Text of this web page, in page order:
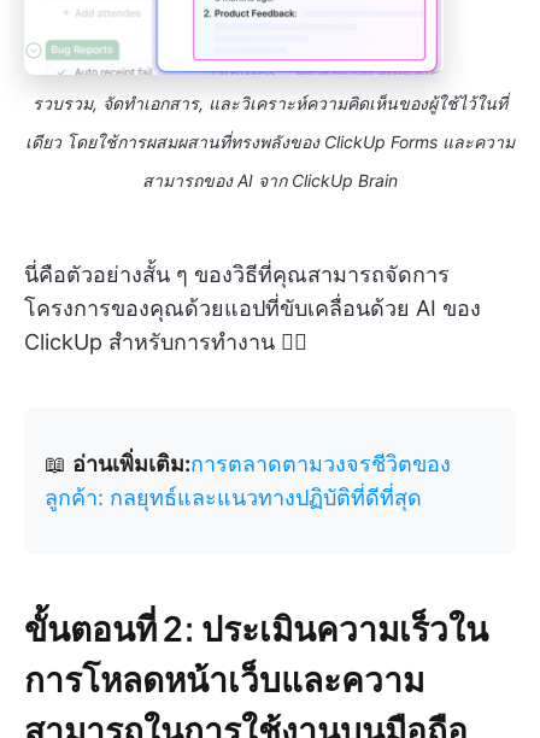
รวบรวม, จัดทำเอกสาร, และวิเคราะห์ความคิดเห็นของผู้ใช้ไว้ในที่
เดียว โดยใช้การผสมผสานที่ทรงพลังของ ClickUp Forms และความ
สามารถของ AI จาก ClickUp Brain
นี่คือตัวอย่างสั้น ๆ ของวิธีที่คุณสามารถจัดการ
โครงการของคุณด้วยแอปที่ขับเคลื่อนด้วย AI ของ
ClickUp สำหรับการทำงาน 👇🏻
📖 อ่านเพิ่มเติม:การตลาดตามวงจรชีวิตของ
ลูกค้า: กลยุทธ์และแนวทางปฏิบัติที่ดีที่สุด
ขั้นตอนที่ 2: ประเมินความเร็วใน
การโหลดหน้าเว็บและความ
สามารถในการใช้งานบนมือถือ